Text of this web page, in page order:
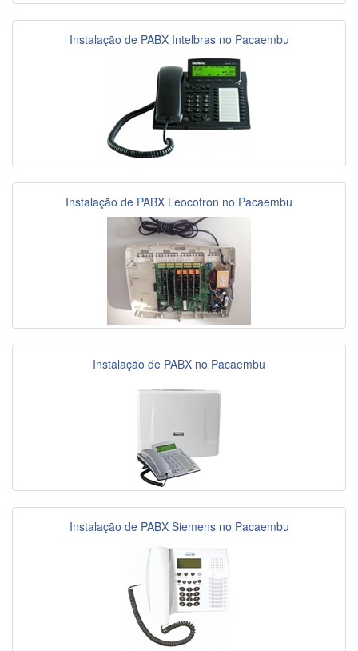
Instalação de PABX Intelbras no Pacaembu
Instalação de PABX Leocotron no Pacaembu
Instalação de PABX no Pacaembu
Instalação de PABX Siemens no Pacaembu